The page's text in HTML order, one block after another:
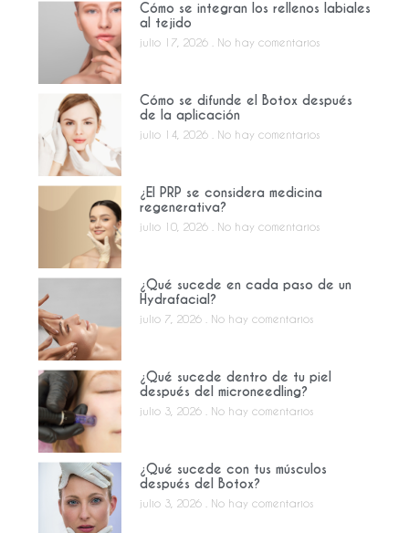
Cómo se integran los rellenos labiales
al tejido
julio 17, 2026 No hay comentarios
Cómo se difunde el Botox después
de la aplicación
julio 14, 2026 No hay comentarios
¿El PRP se considera medicina
regenerativa?
julio 10, 2026 No hay comentarios
¿Qué sucede en cada paso de un
Hydrafacial?
julio 7, 2026 No hay comentarios
¿Qué sucede dentro de tu piel
después del microneedling?
julio 3, 2026 No hay comentarios
¿Qué sucede con tus músculos
después del Botox?
julio 3, 2026 No hay comentarios